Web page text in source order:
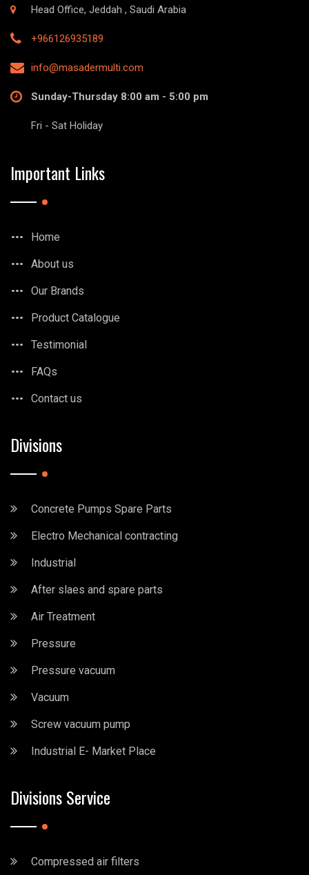
Head Office, Jeddah , Saudi Arabia
+966126935189
info@masadermulti.com
Sunday-Thursday 8:00 am - 5:00 pm
Fri - Sat Holiday
Important Links
Home
About us
Our Brands
Product Catalogue
Testimonial
FAQs
Contact us
Divisions
Concrete Pumps Spare Parts
Electro Mechanical contracting
Industrial
After slaes and spare parts
Air Treatment
Pressure
Pressure vacuum
Vacuum
Screw vacuum pump
Industrial E- Market Place
Divisions Service
Compressed air filters